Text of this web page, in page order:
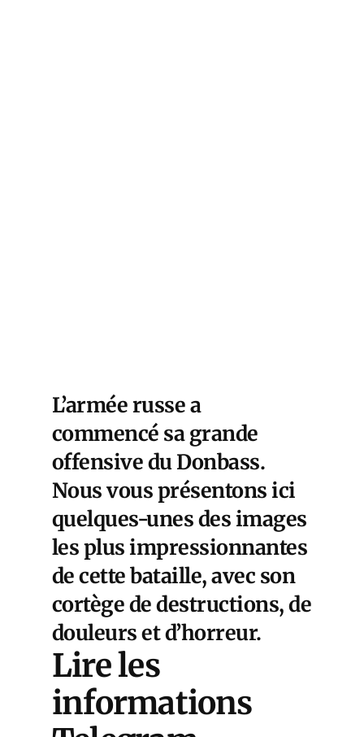
L’armée russe a
commencé sa grande
offensive du Donbass.
Nous vous présentons ici
quelques-unes des images
les plus impressionnantes
de cette bataille, avec son
cortège de destructions, de
douleurs et d’horreur.
Lire les
informations